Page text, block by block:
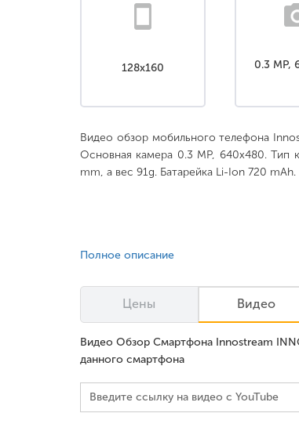
128x160 0.3 MP,
Видео обзор мобильного телефона
Основная камера 0.3 MP, 640x480. Тип
mm, а вес 91g. Батарейка Li-Ion 720 mAh.
Полное описание
Цены Видео
Видео Обзор Смартфона Innostream
данного смартфона